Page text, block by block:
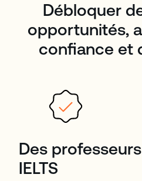
Débloquer
opportunités,
confiance et
Des
IELTS